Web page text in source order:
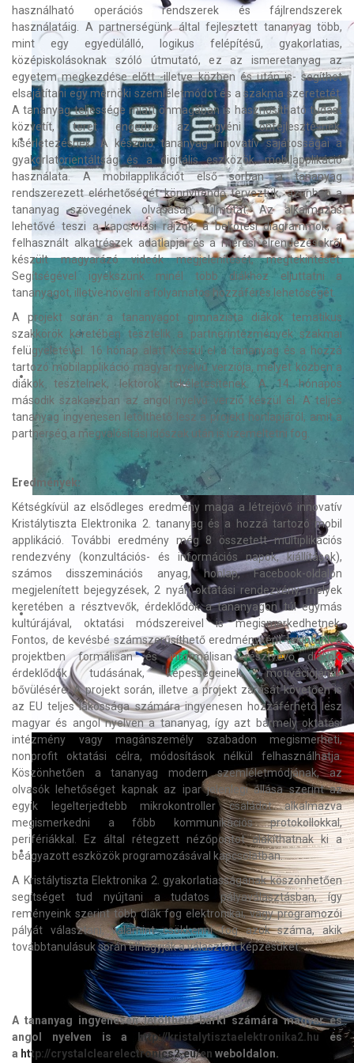
használható operációs rendszerek és fájlrendszerek
használatáig. A partnerségünk által fejlesztett tananyag több,
mint egy egyedülálló, logikus felépítésű, gyakorlatias,
középiskolásoknak szóló útmutató, ez az ismeretanyag az
egyetem megkezdése előtt -illetve közben és után is- segíthet
elsajátítani egy mérnöki szemléletmódot és a szakma szeretetét.
A tananyag teljessége miatt önmagában is hasznosítható tudást
közvetít, teret engedve az egyéni önfejlesztésnek,
kísérletezésnek. A készülő tananyag innovatív sajátosságai a
gyakorlatorientáltság és a digitális eszközök, mobilapplikáció
használata. A mobilapplikációt első sorban a tananyag
rendszerezett elérhetőségét könnyítendő terveztük, azonban a
tananyag szövegének olvasásán túlmutat. Az alkalmazás
lehetővé teszi a kapcsolási rajzok, a bekötési diagrammok, a
felhasznált alkatrészek adatlapjai és a mérési elrendezésekről
készült magyarázó videók megjelenítését, megtekintését.
Segítségével igyekszünk minél több diákhoz eljuttatni a
tananyagot, illetve növelni a folyamatos hozzáférés lehetőségét.
A projekt során a tananyagot gimnazista diákok tematikus
szakkörök keretében tesztelik a partnerintézmények szakmai
felügyeletével. 16 hónap alatt készül el a tananyag és a hozzá
tartozó mobilapplikáció magyar nyelvű verziója, melyet közben a
diákok tesztelnek, lektorok tökéletesítenek. A 14 hónapos
második szakaszban az angol nyelvű verzió készül el. A teljes
tananyag ingyenesen letölthető lesz a projekt honlapjáról, amit a
partnerség a megvalósítási időszak után is üzemeltetni fog.
Eredmények:
Kétségkívül az elsődleges eredmény maga a létrejövő innovatív
Kristálytiszta Elektronika 2. tananyag és a hozzá tartozó mobil
applikáció. További eredmény még 8 összetett multiplikációs
rendezvény (konzultációs- és információs napok, kiállítások),
számos disszeminációs anyag, honlap, Facebook-oldalon
megjelenített bejegyzések, 2 nyári oktatási rendezvény, melyek
keretében a résztvevők, érdeklődők a tananyagon túl egymás
kultúrájával, oktatási módszereivel is megismerkedhetnek.
Fontos, de kevésbé számszerűsíthető eredményként tekintünk a
projektben formálisan és informálisan résztvevő diákok,
érdeklődők tudásának, képességeinek, motivációjának
bővülésére. A projekt során, illetve a projekt zárását követően is
az EU teljes lakossága számára ingyenesen hozzáférhető lesz
magyar és angol nyelven a tananyag, így azt bármely oktatási
intézmény vagy magánszemély szabadon megismerheti,
nonprofit oktatási célra, módosítások nélkül felhasználhatja.
Köszönhetően a tananyag modern szemléletmódjának, az
olvasók lehetőséget kapnak az ipar jelenlegi állása szerint az
egyik legelterjedtebb mikrokontroller családot alkalmazva
megismerkedni a főbb kommunikációs protokollokkal,
perifériákkal. Ez által rétegzett nézőpontot alakíthatnak ki a
beágyazott eszközök programozásával kapcsolatban.
A Kristálytiszta Elektronika 2. gyakorlatiasságának köszönhetően
segítséget tud nyújtani a tudatos pályaválasztásban, így
reményeink szerint több diák fog elektronikai, vagy programozói
pályát választani, valamint csökkenni fog azok száma, akik
továbbtanulásuk során elhagyják a választott képzésüket.
A tananyag ingyenesen letölthető bárki számára magyar és
angol nyelven is a
http://kristalytisztaelektronika2.hu és
a http://crystalclearelectronics2.eu/en weboldalon.